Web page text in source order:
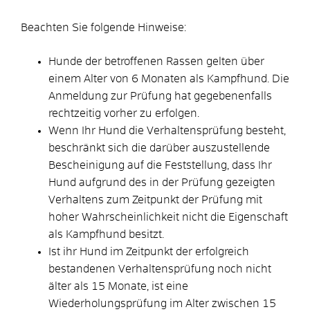
Beachten Sie folgende Hinweise:
Hunde der betroffenen Rassen gelten über
einem Alter von 6 Monaten als Kampfhund. Die
Anmeldung zur Prüfung hat gegebenenfalls
rechtzeitig vorher zu erfolgen.
Wenn Ihr Hund die Verhaltensprüfung besteht,
beschränkt sich die darüber auszustellende
Bescheinigung auf die Feststellung, dass Ihr
Hund aufgrund des in der Prüfung gezeigten
Verhaltens zum Zeitpunkt der Prüfung mit
hoher Wahrscheinlichkeit nicht die Eigenschaft
als Kampfhund besitzt.
Ist ihr Hund im Zeitpunkt der erfolgreich
bestandenen Verhaltensprüfung noch nicht
älter als 15 Monate, ist eine
Wiederholungsprüfung im Alter zwischen 15